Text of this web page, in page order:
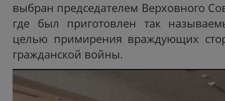
выбран председателем Верховного
где был приготовлен так
целью примирения враждующих
гражданской войны.